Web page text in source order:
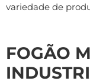
variedade de
FOGÃO